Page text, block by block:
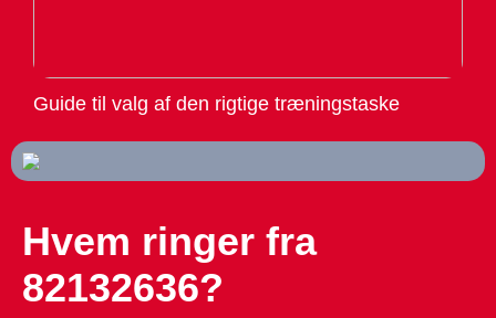
Guide til valg af den rigtige træningstaske
Hvem ringer fra
82132636?